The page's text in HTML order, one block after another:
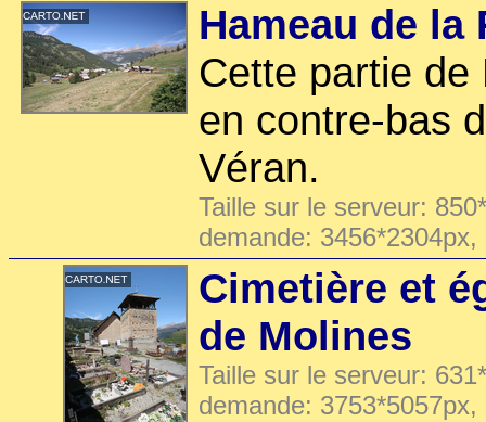
Hameau de la
Cette partie de
en contre-bas
Véran.
Taille sur le serveur:
demande:
Cimetière et
de Molines
Taille sur le serveur:
demande: